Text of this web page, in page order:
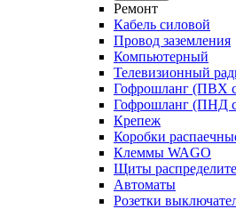
Ремонт
Кабель силовой
Провод заземления
Компьютерный
Телевизионный
Гофрошланг (ПВХ
Гофрошланг (ПНД
Крепеж
Коробки
Клеммы WAGO
Щиты
Автоматы
Розетки